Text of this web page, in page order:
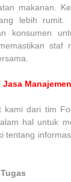
makanan.
lebih rumit.
konsumen
staf
dari tim
hal untuk
tentang